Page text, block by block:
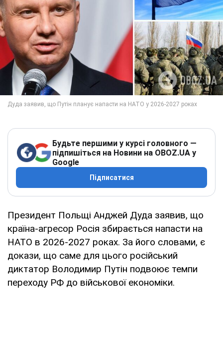
Будьте першими у курсі головного —
підпишіться на Новини на OBOZ.UA у
Google
Підписатися
Президент Польщі Анджей Дуда заявив, що
країна-агресор Росія збирається напасти на
НАТО в 2026-2027 роках. За його словами, є
докази, що саме для цього російський
диктатор Володимир Путін подвоює темпи
переходу РФ до військової економіки.